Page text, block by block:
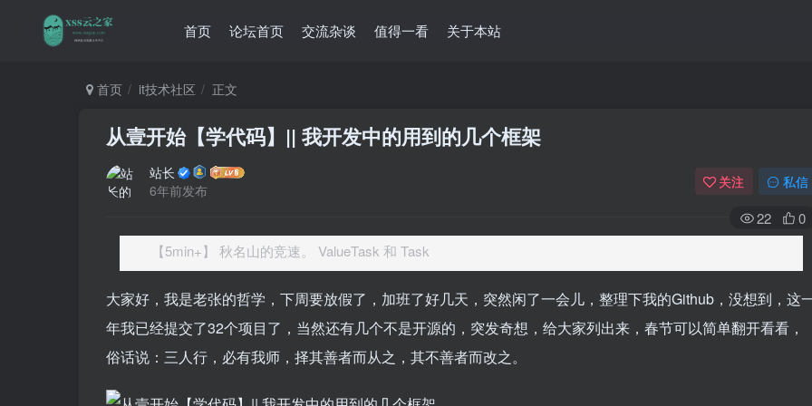
首页 论坛首页 交流杂谈 值得一看 关于本站
首页 it技术社区 正文
从壹开始【学代码】|| 我开发中的用到的几个框架
站长
6年前发布
关注 私信
22
0
【5min+】 秋名山的竞速。 ValueTask 和 Task
大家好，我是老张的哲学，下周要放假了，加班了好几天，突然闲了一会儿，整理下我的Github，没想到，这
年我已经提交了32个项目了，当然还有几个不是开源的，突发奇想，给大家列出来，春节可以简单翻开看看，
俗话说：三人行，必有我师，择其善者而从之，其不善者而改之。